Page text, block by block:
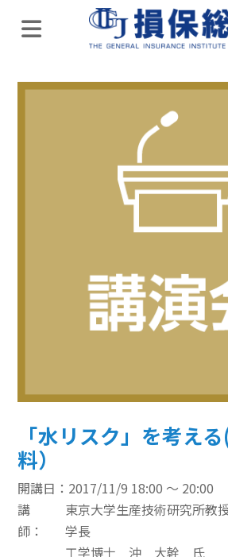
Zoomミーティング講座
eラーニング／通信講座
損害保険入門講座
通信添削講座
ベーシック講座
本科講座
「水リスク」を考え
料）
開講日：2017/11/9 18:00 ～ 20:00
講
師：
東京大学生産技術研究所
学長
工学博士 沖 大幹 氏